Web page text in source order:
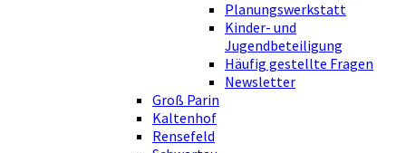
Planungswerkstatt
Kinder- und
Jugendbeteiligung
Häufig gestellte Fragen
Newsletter
Groß Parin
Kaltenhof
Rensefeld